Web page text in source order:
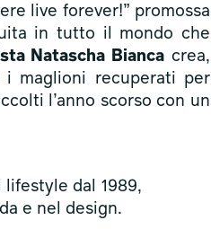
live forever!” promossa
in tutto il mondo che
Natascha Bianca crea,
i maglioni recuperati per
l’anno scorso con un
dal 1989,
e nel design.